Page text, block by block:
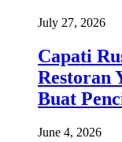
July 27, 2026
Capati
Restoran
Buat
June 4, 2026